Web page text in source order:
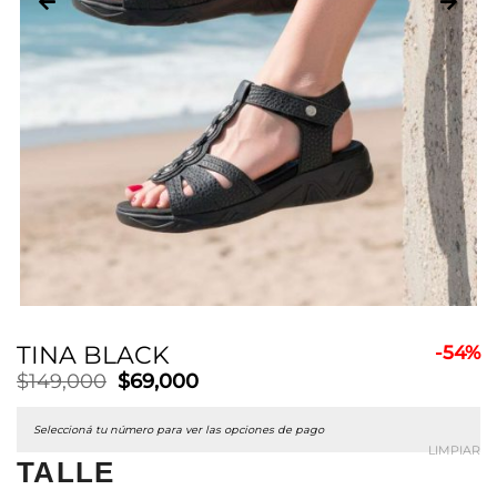
TINA BLACK
-54%
$149,000 El
precio
era:
$69,000El
es:
Seleccioná tu número para ver las opciones de pago
TALLE
LIMPIAR